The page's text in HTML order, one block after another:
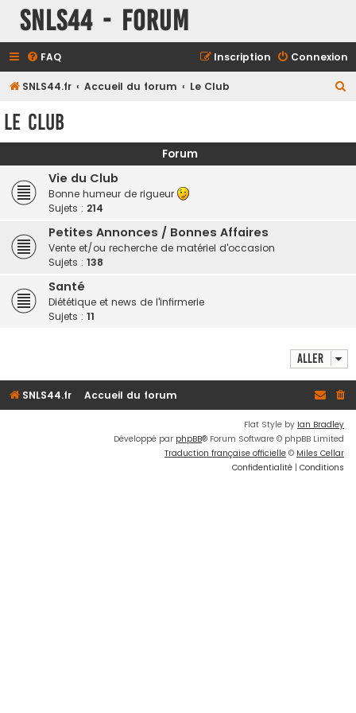
SNLS44 - Forum
FAQ Connexion
Inscription
SNLS44.fr Accueil du forum Le Club
e
Le Club
Forum
Vie du Club
Bonne humeur de rigueur
Sujets : 214
Petites Annonces / Bonnes Affaires
Vente et/ou recherche de matériel d'occasion
Sujets : 138
Santé
Diététique et news de l'infirmerie
Sujets : 11
Aller
SNLS44.fr Accueil du forum
Flat Style by Ian Bradley
Développé par phpBB® Forum Software © phpBB Limited
Traduction française officielle © Miles Cellar
Confidentialité | Conditions